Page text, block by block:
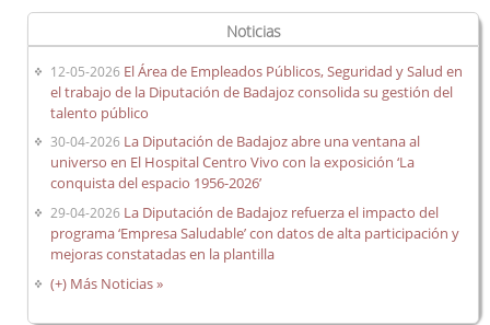
Noticias
12-05-2026 El Área de Empleados Públicos, Seguridad y Salud en
el trabajo de la Diputación de Badajoz consolida su gestión del
talento público
30-04-2026 La Diputación de Badajoz abre una ventana al
universo en El Hospital Centro Vivo con la exposición ‘La
conquista del espacio 1956-2026’
29-04-2026 La Diputación de Badajoz refuerza el impacto del
programa ‘Empresa Saludable’ con datos de alta participación y
mejoras constatadas en la plantilla
(+) Más Noticias »